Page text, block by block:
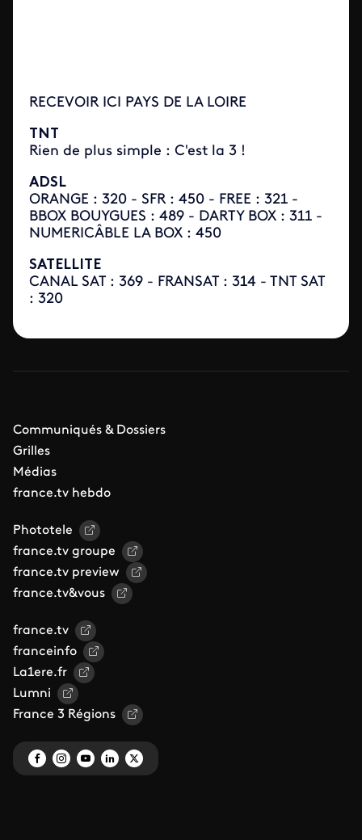
RECEVOIR ICI PAYS DE LA LOIRE
TNT
Rien de plus simple : C'est la 3 !
ADSL
ORANGE : 320 - SFR : 450 - FREE : 321 -
BBOX BOUYGUES : 489 - DARTY BOX : 311 -
NUMERICÂBLE LA BOX : 450
SATELLITE
CANAL SAT : 369 - FRANSAT : 314 - TNT SAT
: 320
Communiqués & Dossiers
Grilles
Médias
france.tv hebdo
Phototele
france.tv groupe
france.tv preview
france.tv&vous
france.tv
franceinfo
La1ere.fr
Lumni
France 3 Régions